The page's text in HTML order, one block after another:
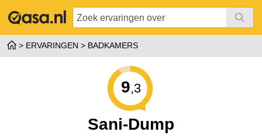
ERVARINGEN BADKAMERS
9,3
Sani-Dump